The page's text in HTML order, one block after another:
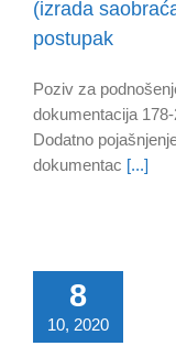
(izrada
postupak
Poziv za
dokumentacija
Dodatno
dokumentac [...]
8
10, 2020